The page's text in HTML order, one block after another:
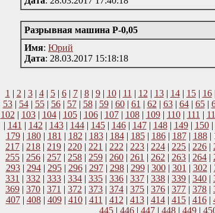
Разрывная машина Р-0,05
Имя: Юрий
Дата: 28.03.2017 15:18:18
1 | 2 | 3| 4| 5| 6| 7| 8| 9| 10| 11 | 12 | 13| 14| 15| 16|
53| 54| 55| 56| 57| 58| 59| 60| 61 | 62 | 63| 64| 65|
102 | 103| 104| 105| 106| 107| 108| 109| 110| 111 |
| 141 | 142 | 143| 144| 145| 146| 147| 148| 149| 150|
179| 180| 181 | 182 | 183| 184| 185| 186| 187| 188|
217 | 218 | 219 | 220 | 221 | 222 | 223 | 224 | 225 | 226 |
255 | 256 | 257 | 258 | 259 | 260 | 261 | 262 | 263 | 264 |
293| 294| 295| 296| 297| 298| 299| 300| 301 | 302 |
331 | 332 | 333 | 334 | 335 | 336 | 337 | 338 | 339 | 340 |
369 | 370 | 371 | 372 | 373 | 374 | 375 | 376 | 377 | 378 |
407| 408| 409| 410| 411 | 412 | 413| 414| 415| 416|
445| 446| 447| 448| 449|